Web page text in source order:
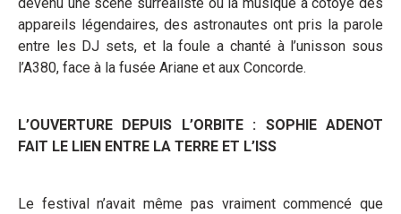
devenu une scène surréaliste où la musique a côtoyé des
appareils légendaires, des astronautes ont pris la parole
entre les DJ sets, et la foule a chanté à l’unisson sous
l’A380, face à la fusée Ariane et aux Concorde.
L’OUVERTURE DEPUIS L’ORBITE : SOPHIE ADENOT
FAIT LE LIEN ENTRE LA TERRE ET L’ISS
Le festival n’avait même pas vraiment commencé que